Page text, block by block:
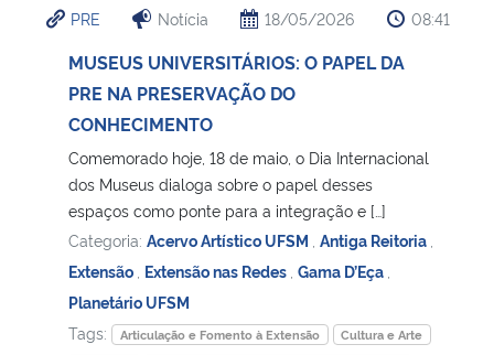
Ministério da Cidadania
Ministério de Minas e Energia
Ministério da Ciência, Tecnologia, Inovações e Comunicações
Ministério do Meio Ambiente
Ministério do Turismo
PRE Notícia 18/05/2026 08:41
MUSEUS UNIVERSITÁRIOS: O PAPEL DA
PRE NA PRESERVAÇÃO DO
CONHECIMENTO
Comemorado hoje, 18 de maio, o Dia Internacional
dos Museus dialoga sobre o papel desses
espaços como ponte para a integração e […]
Categoria: Acervo Artístico UFSM Antiga Reitoria
Extensão Extensão nas Redes Gama D’Eça
Planetário UFSM
Tags:
Articulação e Fomento à Extensão
Cultura e Arte